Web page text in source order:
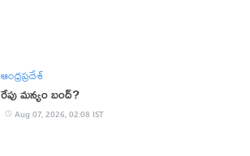
ఆంధ్రప్రదేశ్
రేపు మన్యం బంద్‌?
Aug 07, 2026, 02:08 IST